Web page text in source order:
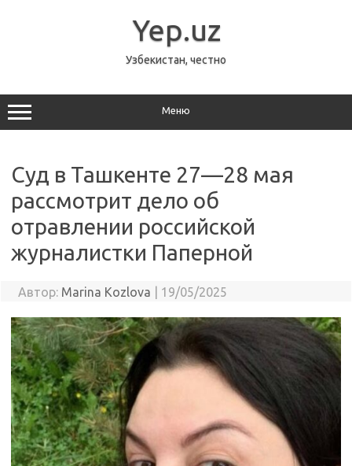
Yep.uz
Узбекистан, честно
Меню
Суд в Ташкенте 27—28 мая
рассмотрит дело об
отравлении российской
журналистки Паперной
Автор: Marina Kozlova 19/05/2025